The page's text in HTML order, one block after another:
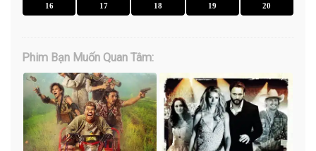
16 17 18 19 20
Phim Bạn Muốn Quan Tâm: